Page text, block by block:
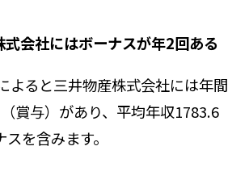
式会社にはボーナスが年2回ある
よると三井物産株式会社には年間
賞与）があり、平均年収1783.6
を含みます。